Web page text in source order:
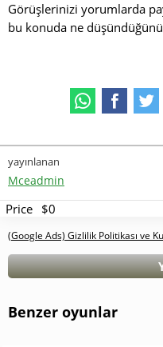
Görüşlerinizi yorumlarda
bu konuda ne
yayınlanan
Mceadmin
Price $0
(Google Ads) Gizlilik Politikası ve
Benzer oyunlar